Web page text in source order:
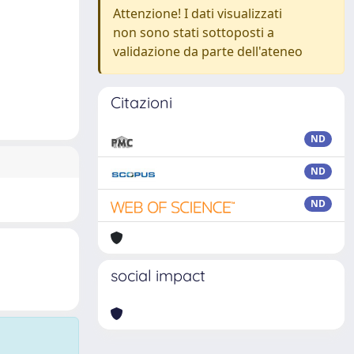
Attenzione! I dati visualizzati
non sono stati sottoposti a
validazione da parte dell'ateneo
Citazioni
ND
ND
ND
social impact